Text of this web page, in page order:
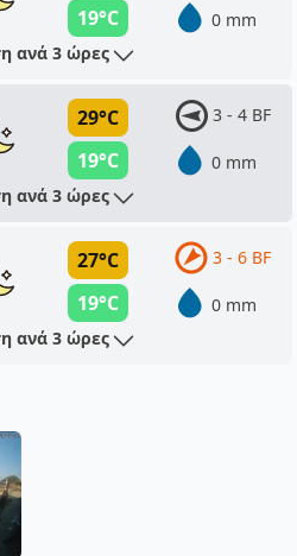
19°C
0 mm
ανά 3 ώρες
29°C
19°C
3 - 4 BF
0 mm
ανά 3 ώρες
27°C
19°C
3 - 6 BF
0 mm
ανά 3 ώρες